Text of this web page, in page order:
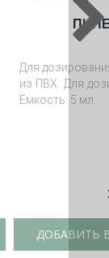
Для
из ПВХ. Для
Ёмкость: 5 мл.
ДОБАВИТЬ